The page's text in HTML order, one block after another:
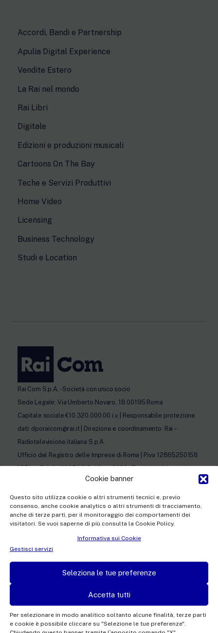
Cookie banner
Questo sito utilizza cookie o altri strumenti tecnici e, previo
consenso, anche cookie analytics o altri strumenti di tracciamento,
anche di terze parti, per il monitoraggio dei comportamenti dei
visitatori. Se vuoi saperne di più consulta la Cookie Policy.
Informativa sui Cookie
Gestisci servizi
Seleziona le tue preferenze
Accetta tutti
Per selezionare in modo analitico soltanto alcune finalità, terze parti
e cookie è possibile cliccare su "Selezione le tue preferenze".
Accordi, Bandi e Partnership
Apulia Digital Experience
Vendite Estero
La Rai nel mondo
Rai Libri
Digitale
Edizioni e produzioni musicali
Cartoons On The Bay
Teche e Servizi Produttivi
Home Video
Licensing
Business Technology
Studi e Location
Rai Com S.p.A. - Società con unico socio
Sede Legale: Via Umberto Novaro, 18 00195 Roma
Capitale sociale €10.320.000,00 i.v. | Responsabile protezione
dati: dporaicom@rai.it | Direzione e coordinamento: Rai –
Radiotelevisione italiana S.p.A.
Ufficio del Registro delle Imprese di Roma | P.iva 12865250158
| REA n. RM- 949207 | © Rai Com 2026 - Tutti i diritti riservati
Facebook Twitter Instagram Linkedin
Privacy Policy
This site is protected by reCAPTCHA and the GooglePrivacy PolicyandTerms of